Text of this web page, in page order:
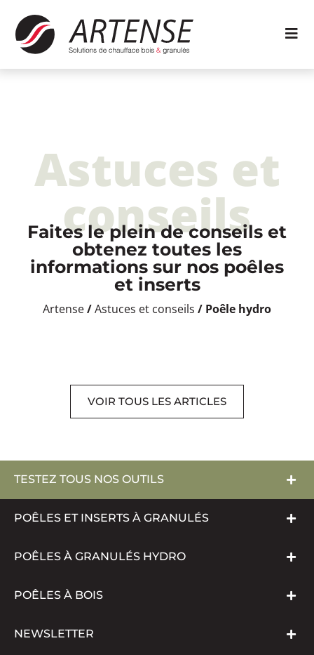
Astuces et
conseils
Faites le plein de conseils et
obtenez toutes les
informations sur nos poêles
et inserts
Artense/Astuces et conseils / Poêle hydro
VOIR TOUS LES ARTICLES
TESTEZ TOUS NOS OUTILS
POÊLES ET INSERTS À GRANULÉS
POÊLES À GRANULÉS HYDRO
POÊLES À BOIS
NEWSLETTER